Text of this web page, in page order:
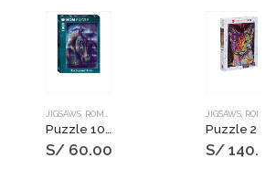
JIGSAWS, ROMPECABEZAS
S/60.00
JIGSAWS, ROMPECABEZAS
S/